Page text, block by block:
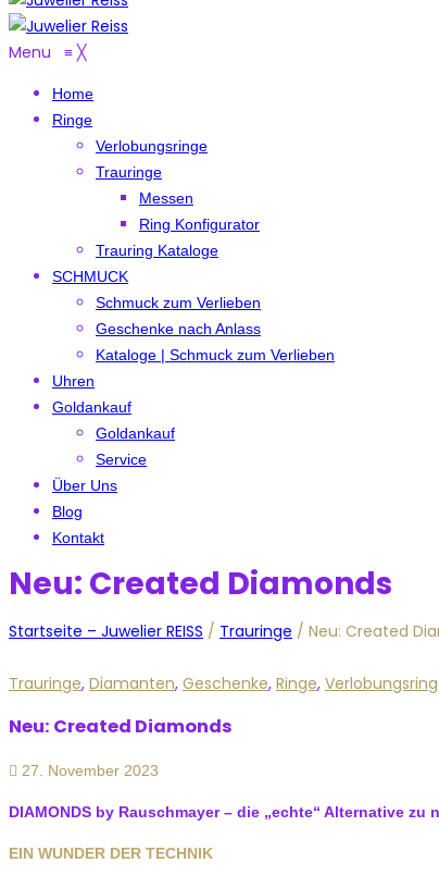
Menu ≡ ╳
Home
Ringe
Verlobungsringe
Trauringe
Messen
Ring Konfigurator
Trauring Kataloge
SCHMUCK
Schmuck zum Verlieben
Geschenke nach Anlass
Kataloge | Schmuck zum Verlieben
Uhren
Goldankauf
Goldankauf
Service
Über Uns
Blog
Kontakt
Neu: Created Diamonds
Startseite – Juwelier REISS / Trauringe / Neu: Created
Trauringe, Diamanten, Geschenke, Ringe,
Neu: Created Diamonds
27. November 2023
DIAMONDS by Rauschmayer – die „echte“ Alternative zu
EIN WUNDER DER TECHNIK